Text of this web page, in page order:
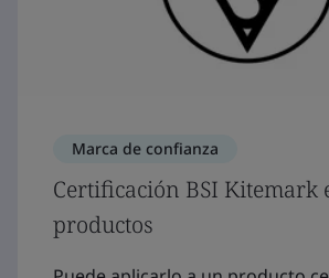
Marca de confianza
Certificación BSI Kitemark
productos